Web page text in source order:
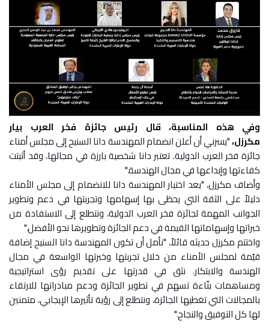
وفي هذه المناسبة، قال رئيس جائزة فخر العرب بيار
مكرزل،"يسرني أن أعلن انضمام المهندسة دانا السنيح إلى مجلس أمناء
جائزة فخر العرب الدولية. تعتبر دانا شخصية بارزة في مجالها، وقد أثبتت
كفاءتها وإبداعها في مجال الهندسة."
وأضاف مكرزل، "يعد اختيار المهندسة دانا للانضمام إلى مجلس الأمناء
دليلاً على الثقة التي يحظى بها إسهامها وتجربتها في دعم وتطوير
الجوانب المهمة لجائزة فخر العرب الدولية، ونتطلع إلى الاستفادة من
خبراتها وإسهاماتها القيمة في دعم الجائزة وتطويرها نحو الأفضل."
واختتم مكرزل حديثه قائلاً، "نأمل أن تكون المهندسة دانا السنيح إضافة
قيّمة لمجلس الأمناء من خلال تجربتها وخبرتها الواسعة في مجال
الهندسة والابتكار. نثق في قدرتها على تقديم رؤى استراتيجية
ومساهمات بنّاءة تسهم في تطوير الجائزة ودعم مبادراتها للارتقاء
بالمجالات التي تغطيها الجائزة، ونتطلع إلى رؤية تأثيرها الإيجابي، متمنين
لها كل التوفيق والنجاح."